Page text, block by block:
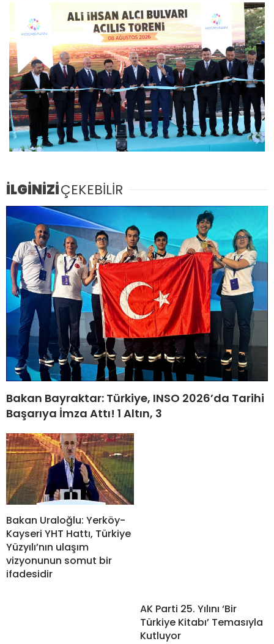
İLGİNİZİÇEKEBİLİR
Bakan Bayraktar: Türkiye, INSO 2026’da Tarihi
Başarıya İmza Attı! 1 Altın, 3
Bakan Uraloğlu: Yerköy-
Kayseri YHT Hattı, Türkiye
Yüzyılı’nın ulaşım
vizyonunun somut bir
ifadesidir
AK Parti 25. Yılını ‘Bir
Türkiye Kitabı’ Temasıyla
Kutluyor